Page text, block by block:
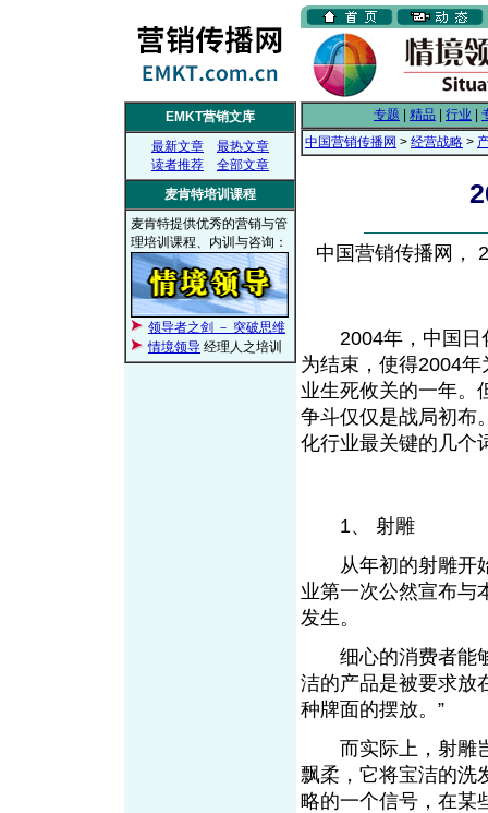
EMKT营销文库
最新文章
最热文章
读者推荐
全部文章
麦肯特培训课程
麦肯特提供优秀的营销与管
理培训课程、内训与咨询：
领导者之剑 － 突破思维
情境领导 经理人之培训
专题 精品 行业
中国营销传播网 > 经营战略 >
中国营销传播网，
2004年，中国日化
为结束，使得2004年
业生死攸关的一年。
争斗仅仅是战局初布
化行业最关键的几个
1、 射雕
从年初的射雕开始
业第一次公然宣布与
发生。
细心的消费者能够
洁的产品是被要求放
种牌面的摆放。”
而实际上，射雕
飘柔，它将宝洁的洗
略的一个信号，在某